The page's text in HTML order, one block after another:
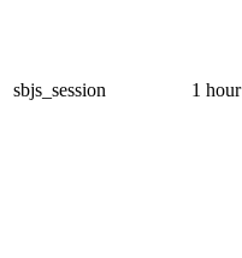
sbjs_session 1 hour